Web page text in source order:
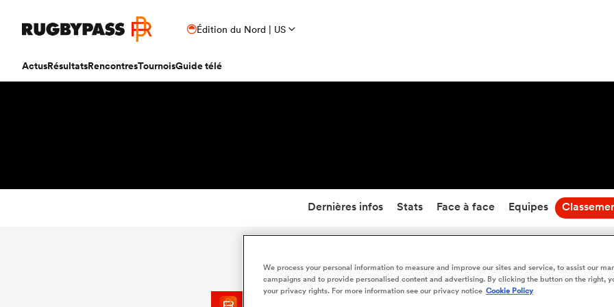
Édition du Nord | US
ActusRésultatsRencontresTournoisGuide télé
Dernières infos Stats Face à face Equipes
We process your personal information to measure and improve our sites and service, to assist our
campaigns and to provide personalised content and advertising. By clicking the button on the right,
your privacy rights. For more information see our privacy notice Cookie Policy